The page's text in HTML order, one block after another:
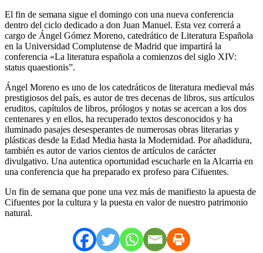
El fin de semana sigue el domingo con una nueva conferencia
dentro del ciclo dedicado a don Juan Manuel. Esta vez correrá a
cargo de Ángel Gómez Moreno, catedrático de Literatura Española
en la Universidad Complutense de Madrid que impartirá la
conferencia «La literatura española a comienzos del siglo XIV:
status quaestionis”.
Ángel Moreno es uno de los catedráticos de literatura medieval más
prestigiosos del país, es autor de tres decenas de libros, sus artículos
eruditos, capítulos de libros, prólogos y notas se acercan a los dos
centenares y en ellos, ha recuperado textos desconocidos y ha
iluminado pasajes desesperantes de numerosas obras literarias y
plásticas desde la Edad Media hasta la Modernidad. Por añadidura,
también es autor de varios cientos de artículos de carácter
divulgativo. Una autentica oportunidad escucharle en la Alcarria en
una conferencia que ha preparado ex profeso para Cifuentes.
Un fin de semana que pone una vez más de manifiesto la apuesta de
Cifuentes por la cultura y la puesta en valor de nuestro patrimonio
natural.